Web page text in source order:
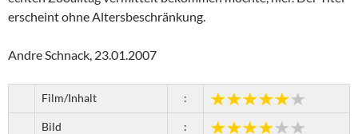
erscheint ohne Altersbeschränkung.
Andre Schnack, 23.01.2007
Film/Inhalt :
Bild :